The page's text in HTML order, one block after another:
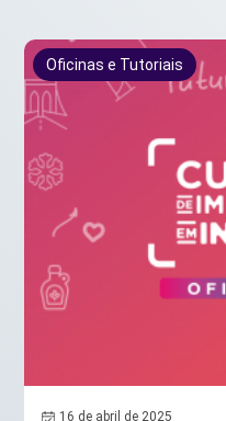
Oficinas e Tutoriais
16 de abril de 2025